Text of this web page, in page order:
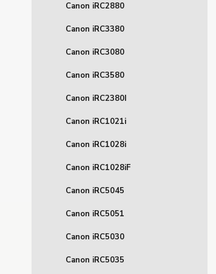
Canon iRC2880
Canon iRC3380
Canon iRC3080
Canon iRC3580
Canon iRC2380I
Canon iRC1021i
Canon iRC1028i
Canon iRC1028iF
Canon iRC5045
Canon iRC5051
Canon iRC5030
Canon iRC5035